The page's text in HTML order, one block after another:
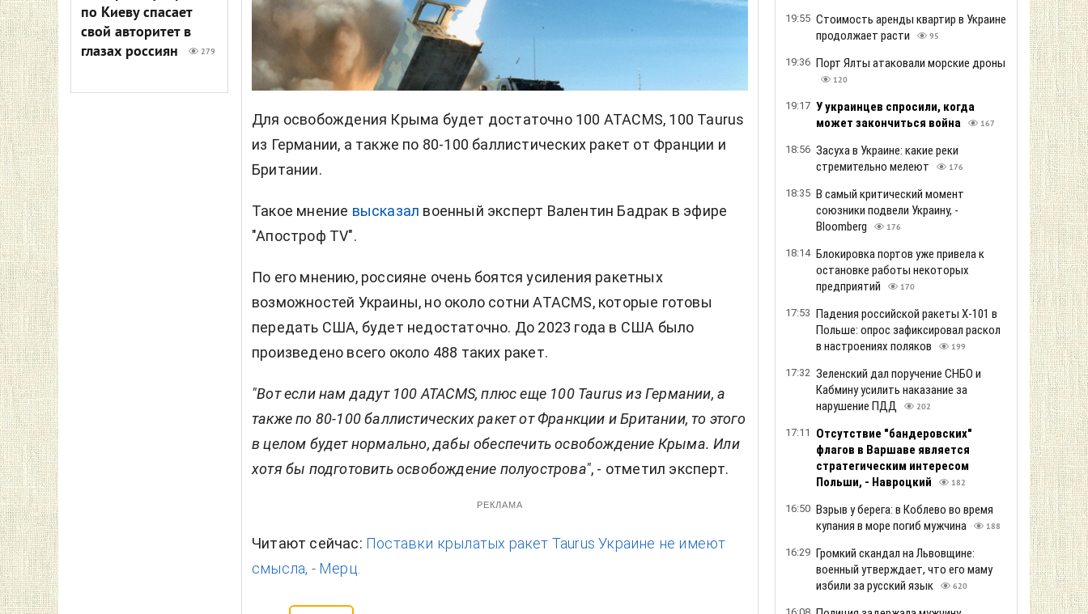
по Киеву спасает
свой авторитет в
глазах россиян
279
Для освобождения Крыма будет достаточно 100 ATACMS, 100 Taurus
из Германии, а также по 80-100 баллистических ракет от Франции и
Британии.
Такое мнение высказал военный эксперт Валентин Бадрак в эфире
"Апостроф TV".
По его мнению, россияне очень боятся усиления ракетных
возможностей Украины, но около сотниATACMS, которые готовы
передать США, будет недостаточно. До 2023 года в США было
произведено всего около 488 таких ракет.
"Вот если нам дадут 100 ATACMS, плюс еще 100 Taurus из Германии, а
также по 80-100 баллистических ракет от Франкции и Британии, то этого
в целом будет нормально, дабы обеспечить освобождение Крыма. Или
хотя бы подготовить освобождение полуострова", - отметил эксперт.
РЕКЛАМА
Читают сейчас: Поставки крылатых ракет Taurus Украине не имеют
смысла, - Мерц.
19:55 Стоимость аренды квартир в Украине
продолжает расти
95
19:36 Порт Ялты атаковали морские дроны
120
19:17 У украинцев спросили, когда
может закончиться война
167
18:56 Засуха в Украине: какие реки
стремительно мелеют
176
18:35 В самый критический момент
союзники подвели Украину, -
Bloomberg
176
18:14 Блокировка портов уже привела к
остановке работы некоторых
предприятий
170
17:53 Падения российской ракеты Х-101 в
Польше: опрос зафиксировал раскол
в настроениях поляков
199
17:32 Зеленский дал поручение СНБО и
Кабмину усилить наказание за
нарушение ПДД
202
17:11
Отсутствие "бандеровских"
флагов в Варшаве является
стратегическим интересом
Польши, - Навроцкий
182
16:50 Взрыв у берега: в Коблево во время
купания в море погиб мужчина
188
16:29 Громкий скандал на Львовщине:
военный утверждает, что его маму
избили за русский язык
620